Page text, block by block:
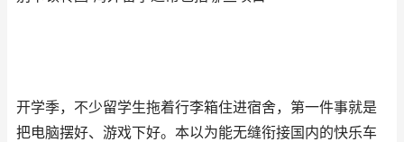
开学季，不少留学生拖着行李箱住进宿舍，第一件事就是
把电脑摆好、游戏下好。本以为能无缝衔接国内的快乐车